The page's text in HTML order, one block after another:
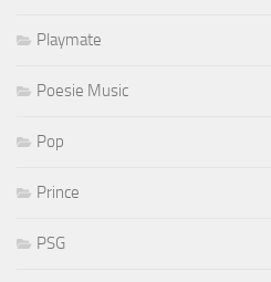
Playmate
Poesie Music
Pop
Prince
PSG